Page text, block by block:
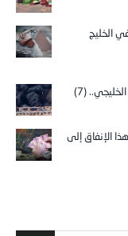
الخليج
(7)
الإنفاق إلى